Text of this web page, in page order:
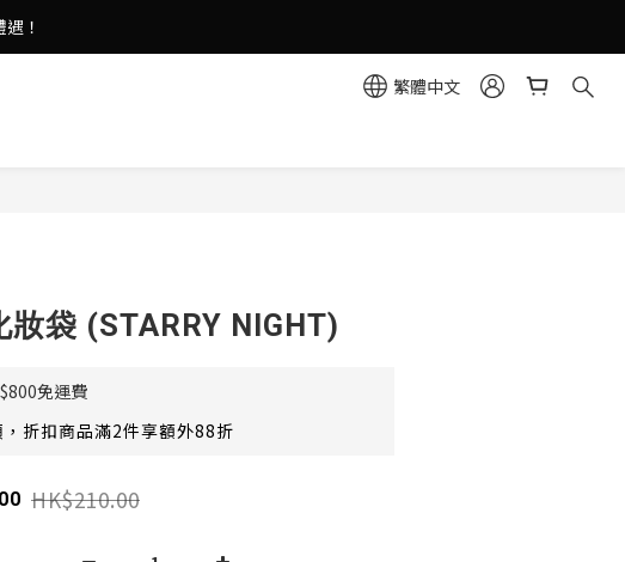
！
！
！
繁體中文
妝袋 (STARRY NIGHT)
免運費
，折扣商品滿2件享額外88折
HK$210.00